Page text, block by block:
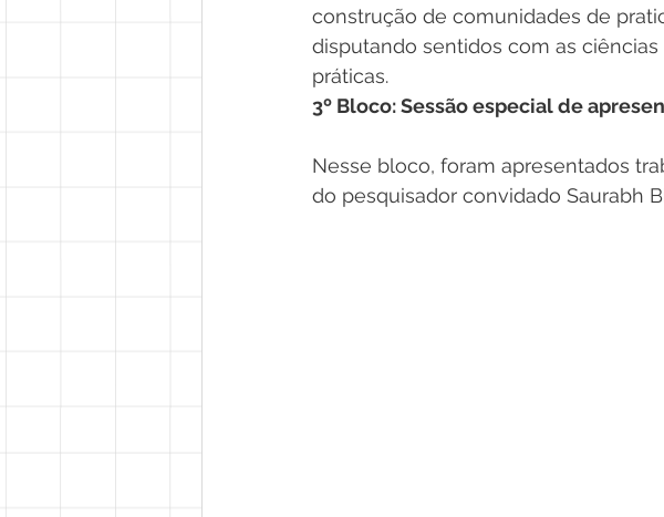
construção de comunidades de
disputando sentidos com as
práticas.
3º Bloco: Sessão especial de
Nesse bloco, foram apresentados
do pesquisador convidado Saurabh